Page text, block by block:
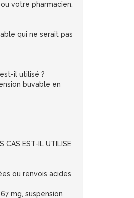
votre pharmacien.
qui ne serait pas
est-il utilisé ?
buvable en
CAS EST-IL UTILISE
ou renvois acides
mg, suspension